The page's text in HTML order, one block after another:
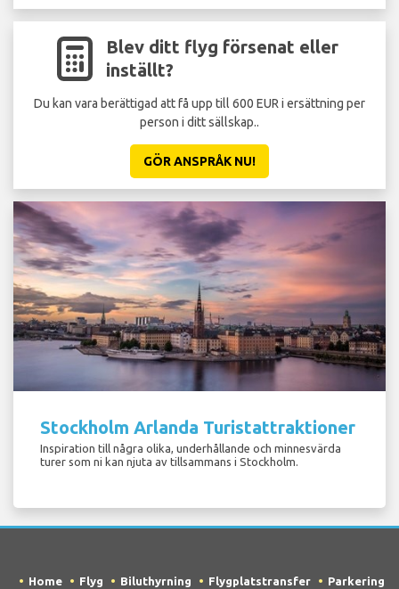
Blev ditt flyg försenat eller
inställt?
Du kan vara berättigad att få upp till 600 EUR i ersättning per
person i ditt sällskap..
GÖR ANSPRÅK NU!
Stockholm Arlanda Turistattraktioner
Inspiration till några olika, underhållande och minnesvärda
turer som ni kan njuta av tillsammans i Stockholm.
Home Flyg Biluthyrning Flygplatstransfer Parkering